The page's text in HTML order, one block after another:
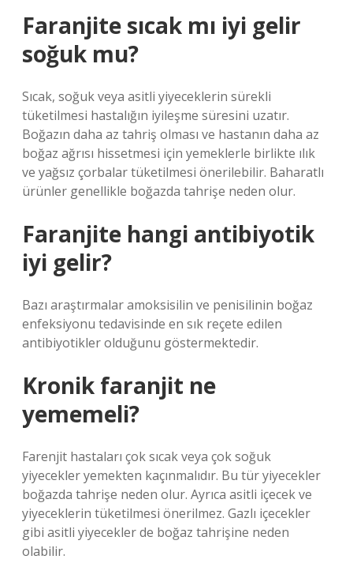
Faranjite sıcak mı iyi gelir
soğuk mu?
Sıcak, soğuk veya asitli yiyeceklerin sürekli
tüketilmesi hastalığın iyileşme süresini uzatır.
Boğazın daha az tahriş olması ve hastanın daha az
boğaz ağrısı hissetmesi için yemeklerle birlikte ılık
ve yağsız çorbalar tüketilmesi önerilebilir. Baharatlı
ürünler genellikle boğazda tahrişe neden olur.
Faranjite hangi antibiyotik
iyi gelir?
Bazı araştırmalar amoksisilin ve penisilinin boğaz
enfeksiyonu tedavisinde en sık reçete edilen
antibiyotikler olduğunu göstermektedir.
Kronik faranjit ne
yememeli?
Farenjit hastaları çok sıcak veya çok soğuk
yiyecekler yemekten kaçınmalıdır. Bu tür yiyecekler
boğazda tahrişe neden olur. Ayrıca asitli içecek ve
yiyeceklerin tüketilmesi önerilmez. Gazlı içecekler
gibi asitli yiyecekler de boğaz tahrişine neden
olabilir.